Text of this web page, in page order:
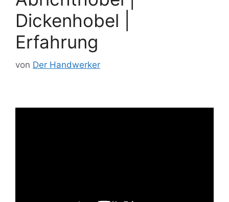
Dickenhobel |
Erfahrung
von Der Handwerker